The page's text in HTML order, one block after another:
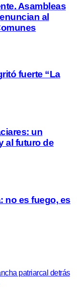
Asambleas
al
fuerte “La
un
al futuro de
no es fuego, es
patriarcal detrás